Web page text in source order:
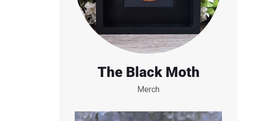
The Black Moth
Merch